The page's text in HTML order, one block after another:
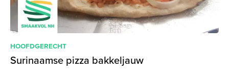
HOOFDGERECHT
Surinaamse pizza bakkeljauw